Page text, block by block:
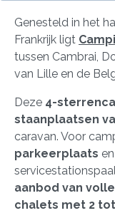
Genesteld in het
Frankrijk ligt
tussen Cambrai,
van Lille en de
Deze 4-
staanplaatsen
caravan. Voor
parkeerplaats
aanbod van
chalets met 2